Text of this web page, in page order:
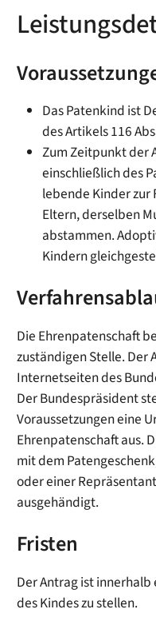
Das Patenkind ist
des Artikels 116
Zum Zeitpunkt der
einschließlich des
lebende Kinder zur
Eltern, derselben
abstammen.
Kindern
Die Ehrenpatenschaft
zuständigen Stelle. Der
Internetseiten des
Der Bundespräsident
Voraussetzungen eine
Ehrenpatenschaft aus.
mit dem
oder einer
ausgehändigt.
Fristen
Der Antrag ist
des Kindes zu stellen.